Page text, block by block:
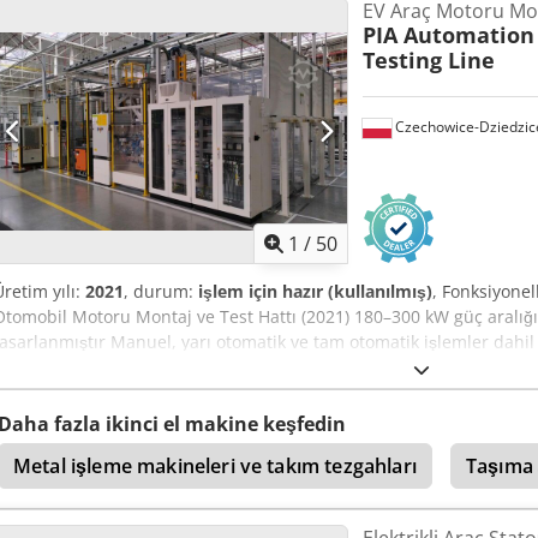
1 / 50
Czechowice-
EV Araç Motoru
PIA Automation
Testing Line
yılı: 2021, durum: işlem için hazır (kullanılmış),
Motoru Montaj ve Test Hattı (2021) 180–300 kW güç
Manuel, yarı otomatik ve tam otomatik işlemler
Ekipmanlar Bileşen yükleme - KUKA KR15 R2700-2/FLR robotu
iç gövde ısıtma, 240 °C’ye kadar - Statörün gövdeye
DQP25X - Soğutma tüneli - 24 °C’ye kadar soğutma - Çevrim
ring ve D-ring conta yerleştirme - Özel yuvarlak montaj aparatı
Rexroth ESA013G-G0 vidalama makinesi ile flanş vidası montajı -
Dcodezhub Aspfx Anvsk Dış gövde montajı - 3T TOX EQK 030 pres -
Kamera V3 - 3x VS kamera sistemi Rotor manyetizasyonu ve
Daha fazla ikinci el makine keşfedin
Metal işleme makineleri ve takım tezgahları